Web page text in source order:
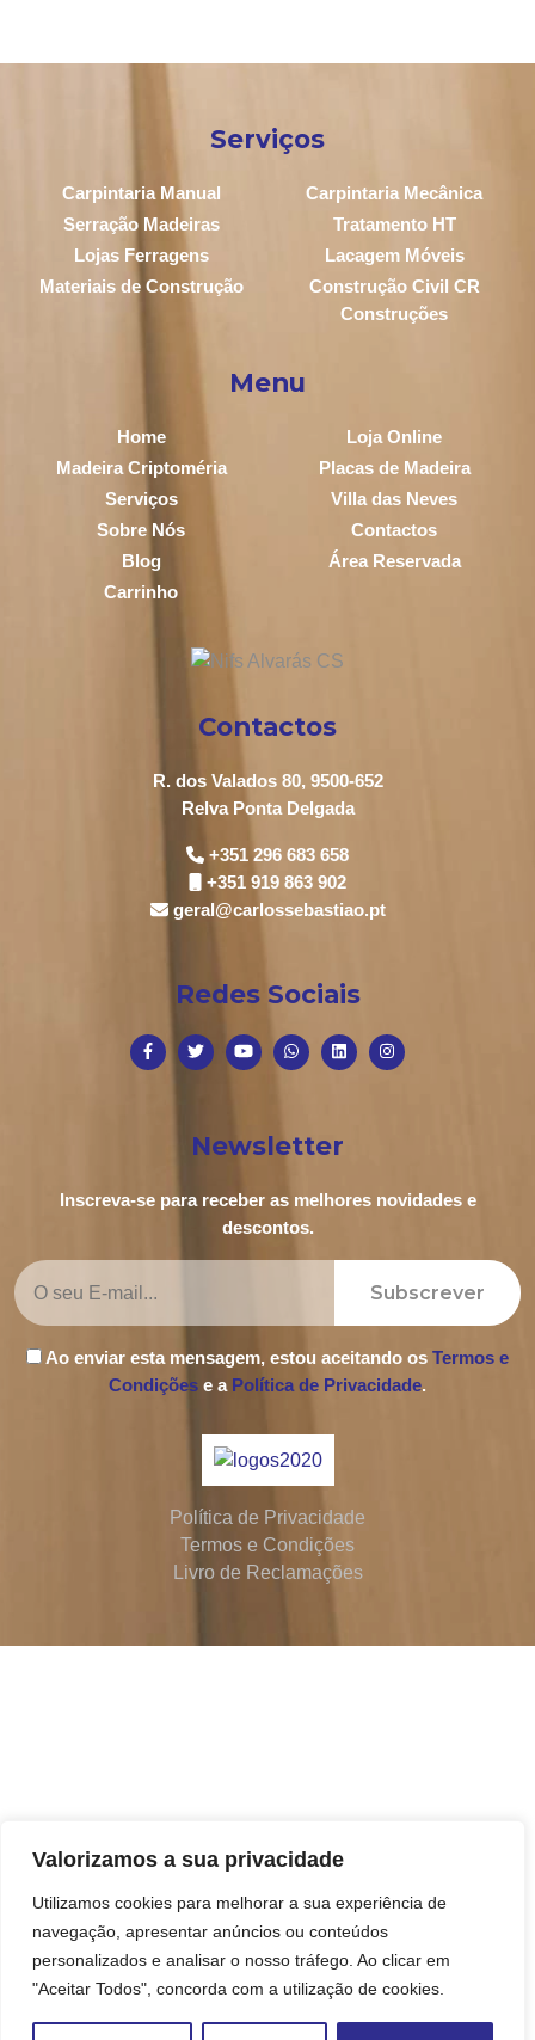
Valorizamos a sua privacidade
Utilizamos cookies para melhorar a sua experiência de
navegação, apresentar anúncios ou conteúdos
personalizados e analisar o nosso tráfego. Ao clicar em
"Aceitar Todos", concorda com a utilização de cookies.
Serviços
Carpintaria Manual
Carpintaria Mecânica
Serração Madeiras
Tratamento HT
Lojas Ferragens
Lacagem Móveis
Materiais de Construção
Construção Civil CR
Construções
Menu
Home
Loja Online
Madeira Criptoméria
Placas de Madeira
Serviços
Villa das Neves
Sobre Nós
Contactos
Blog
Área Reservada
Carrinho
Contactos
R. dos Valados 80, 9500-652
Relva Ponta Delgada
+351 296 683 658
+351 919 863 902
geral@carlossebastiao.pt
Redes Sociais
Newsletter
Inscreva-se para receber as melhores novidades e
descontos.
Subscrever
Ao enviar esta mensagem, estou aceitando os Termos e
Condições e a Política de Privacidade.
Política de Privacidade
Termos e Condições
Livro de Reclamações